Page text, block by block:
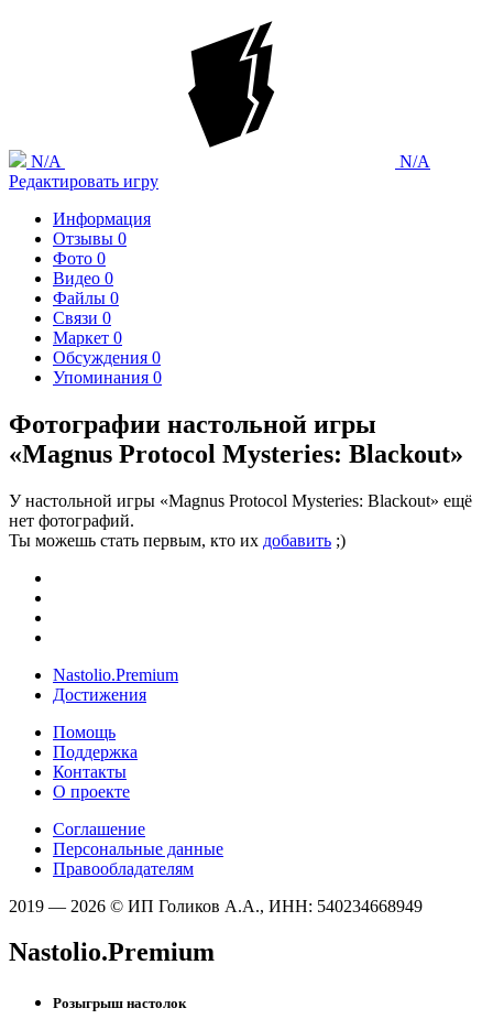
N/A
N/A
Редактировать игру
Информация
Отзывы 0
Фото 0
Видео 0
Файлы 0
Связи 0
Маркет 0
Обсуждения 0
Упоминания 0
Фотографии настольной игры
«Magnus Protocol Mysteries: Blackout»
У настольной игры «Magnus Protocol Mysteries: Blackout» ещё
нет фотографий.
Ты можешь стать первым, кто их добавить ;)
Nastolio.Premium
Достижения
Помощь
Поддержка
Контакты
О проекте
Соглашение
Персональные данные
Правообладателям
2019 — 2026 © ИП Голиков А.А., ИНН: 540234668949
Nastolio.Premium
Розыгрыш настолок